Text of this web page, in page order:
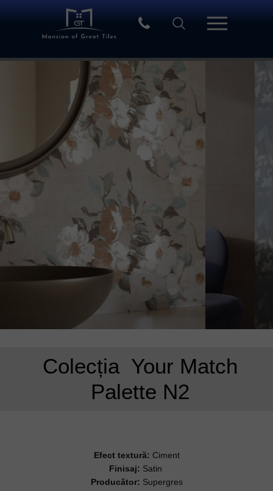
Colecția Your Match
Palette N2
Efect textură: Ciment
Finisaj: Satin
Producător: Supergres